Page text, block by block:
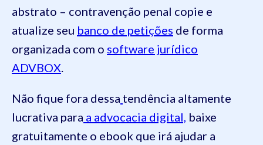
abstrato – contravenção penal copie e
atualize seu banco de petições de forma
organizada com o software jurídico
ADVBOX.
Não fique fora dessa tendência altamente
lucrativa para a advocacia digital, baixe
gratuitamente o ebook que irá ajudar a